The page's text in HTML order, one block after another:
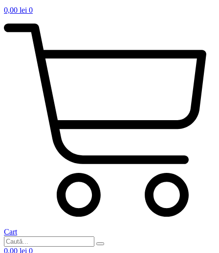
0,00 lei 0
Cart
0,00 lei 0